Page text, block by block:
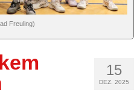
auf YouTube bei DYN
Freuling)
15
DEZ. 2025